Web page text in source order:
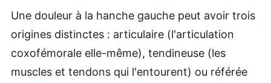
Une douleur à la hanche gauche peut avoir trois
origines distinctes : articulaire (l'articulation
coxofémorale elle-même), tendineuse (les
muscles et tendons qui l'entourent) ou référée